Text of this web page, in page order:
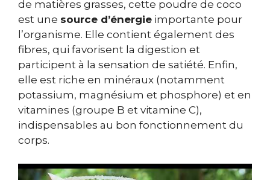
de matières grasses, cette poudre de coco
est une source d’énergie importante pour
l’organisme. Elle contient également des
fibres, qui favorisent la digestion et
participent à la sensation de satiété. Enfin,
elle est riche en minéraux (notamment
potassium, magnésium et phosphore) et en
vitamines (groupe B et vitamine C),
indispensables au bon fonctionnement du
corps.